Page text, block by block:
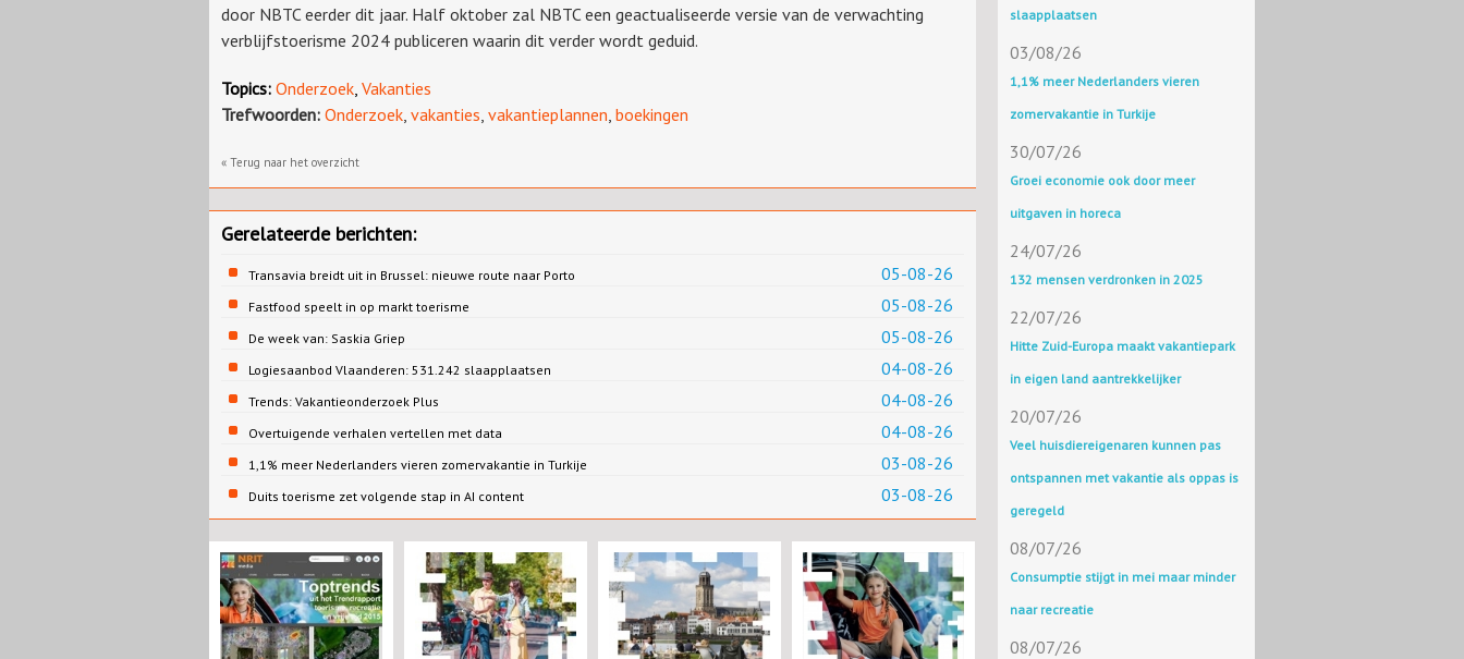
door NBTC eerder dit jaar. Half oktober zal NBTC een geactualiseerde versie van de verwachting
verblijfstoerisme 2024 publiceren waarin dit verder wordt geduid.
Topics: Onderzoek Vakanties
Trefwoorden: Onderzoek vakanties vakantieplannen boekingen
« Terug naar het overzicht
Gerelateerde berichten:
05-08-26
Transavia breidt uit in Brussel: nieuwe route naar Porto
05-08-26
Fastfood speelt in op markt toerisme
05-08-26
De week van: Saskia Griep
04-08-26
Logiesaanbod Vlaanderen: 531.242 slaapplaatsen
04-08-26
Trends: Vakantieonderzoek Plus
04-08-26
Overtuigende verhalen vertellen met data
03-08-26
1,1% meer Nederlanders vieren zomervakantie in Turkije
03-08-26
Duits toerisme zet volgende stap in AI content
slaapplaatsen
03/08/26
1,1% meer Nederlanders vieren
zomervakantie in Turkije
30/07/26
Groei economie ook door meer
uitgaven in horeca
24/07/26
132 mensen verdronken in 2025
22/07/26
Hitte Zuid-Europa maakt vakantiepark
in eigen land aantrekkelijker
20/07/26
Veel huisdiereigenaren kunnen pas
ontspannen met vakantie als oppas is
geregeld
08/07/26
Consumptie stijgt in mei maar minder
naar recreatie
08/07/26